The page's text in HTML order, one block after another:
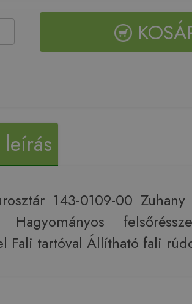
leírás
143-0109-00
Hagyományos
Fali tartóval Állítható fali